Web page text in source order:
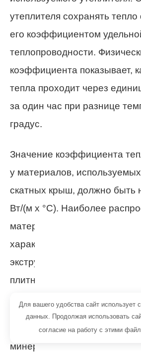
утеплителя сохранять тепло
его коэффициентом
теплопроводности.
коэффициента показывает,
тепла проходит через
за один час при разнице
градус.
Значение коэффициента
у материалов,
скатных крыш, должно быть
Вт/(м х °С). Наиболее
материалами, обладающими
характеристиками, является
экструдированный
плитные и рулонные
Основные виды
минеральная вата, 2 –
Для вашего удобства сайт использует
данных. Продолжая использовать
согласие на работу с этими